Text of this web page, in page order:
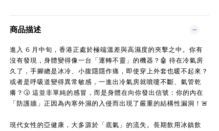
商品描述
進入 6 月中旬，香港正處於極端溫差與高濕度的夾擊之中。你有
沒有發現，身體變得像一台「運轉不靈」的機器？ 🤖 待在冷氣房
久了，手腳總是冰冷、小腹隱隱作痛，即使穿上外套也暖不起來？
或者是呼吸道變得異常敏感，一進出冷氣房就噴嚏不斷、氣管乾
癢？ 🤧 這並非單純的感冒，而是身體在向你發出信號：你的內在
「防護牆」正因為內寒外濕的入侵而出現了嚴重的結構性漏洞！ 🚨
現代女性的亞健康，大多源於「底氣」的流失。長期飲用冰鎮飲